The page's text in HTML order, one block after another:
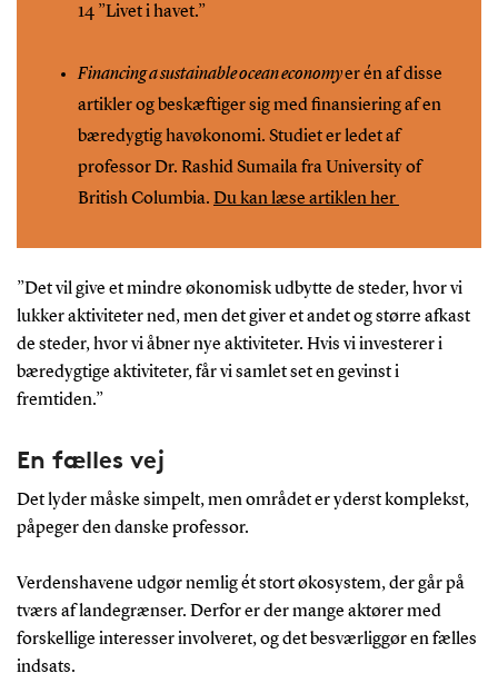
14 ”Livet i havet.”
Financing a sustainable ocean economyer én af disse
artikler og beskæftiger sig med finansiering af en
bæredygtig havøkonomi. Studiet er ledet af
professor Dr. Rashid Sumaila fra University of
British Columbia. Du kan læse artiklen her
”Det vil give et mindre økonomisk udbytte de steder, hvor vi
lukker aktiviteter ned, men det giver et andet og større afkast
de steder, hvor vi åbner nye aktiviteter. Hvis vi investerer i
bæredygtige aktiviteter, får vi samlet set en gevinst i
fremtiden.”
En fælles vej
Det lyder måske simpelt, men området er yderst komplekst,
påpeger den danske professor.
Verdenshavene udgør nemlig ét stort økosystem, der går på
tværs af landegrænser. Derfor er der mange aktører med
forskellige interesser involveret, og det besværliggør en fælles
indsats.